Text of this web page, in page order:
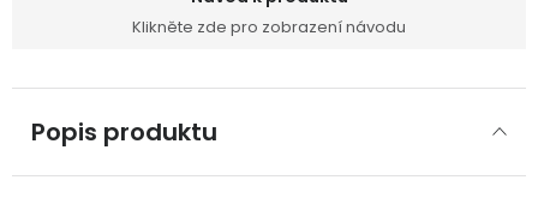
Klikněte zde pro zobrazení návodu
Popis produktu